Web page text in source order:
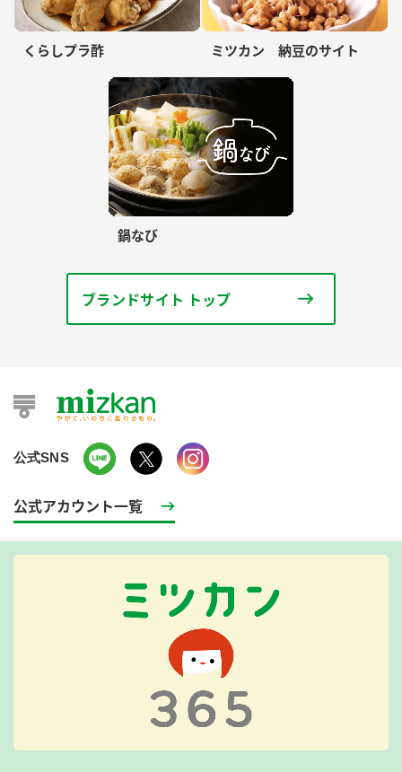
くらしプラ酢 ミツカン 納豆のサイト
鍋なび
ブランドサイト トップ
公式SNS
公式アカウント一覧